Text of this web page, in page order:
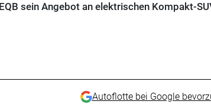
sein Angebot an elektrischen Kompakt-
Autoflotte bei Google